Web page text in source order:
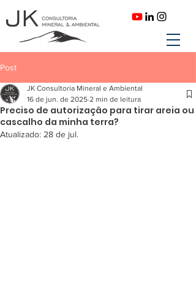
Post
Preciso de autorização para tirar areia ou
cascalho da minha terra?
JK Consultoria Mineral e Ambiental
16 de jun. de 2025 2 min de leitura
Atualizado: 28 de jul.